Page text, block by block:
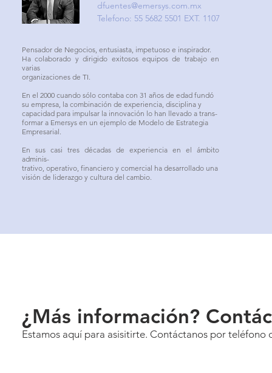
dfuentes@emersys.com.mx
Telefono: 55 5682 5501 EXT. 1107
Pensador de Negocios, entusiasta, impetuoso e inspirador.
Ha colaborado y dirigido exitosos equipos de trabajo en
varias
organizaciones de TI.
En el 2000 cuando sólo contaba con 31 años de edad fundó
su empresa, la combinación de experiencia, disciplina y
capacidad para impulsar la innovación lo han llevado a trans-
formar a Emersys en un ejemplo de Modelo de Estrategia
Empresarial.
En sus casi tres décadas de experiencia en el ámbito
adminis-
trativo, operativo, financiero y comercial ha desarrollado una
visión de liderazgo y cultura del cambio.
¿Más información?
Estamos aquí para asisitirte. Contáctanos por teléfono